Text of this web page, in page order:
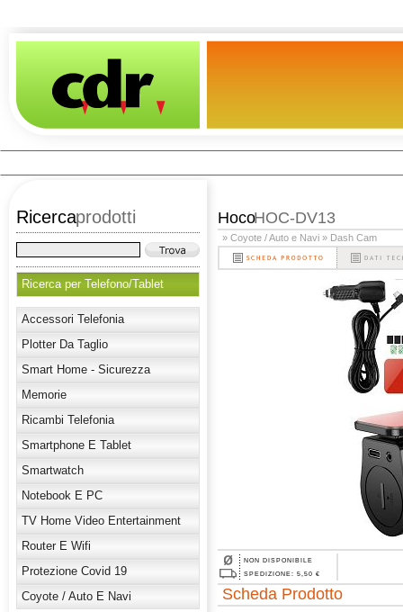
Ricercaprodotti
Ricerca per Telefono/Tablet
Accessori Telefonia
Plotter Da Taglio
Smart Home - Sicurezza
Memorie
Ricambi Telefonia
Smartphone E Tablet
Smartwatch
Notebook E PC
TV Home Video Entertainment
Router E Wifi
Protezione Covid 19
Coyote / Auto E Navi
HocoHOC-DV13
» Coyote / Auto e Navi » Dash Cam
NON DISPONIBILE
SPEDIZIONE: 5,50 €
Scheda Prodotto